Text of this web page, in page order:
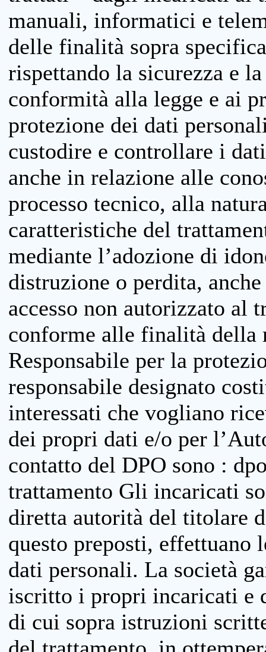
manuali, informatici e
delle finalità sopra
rispettando la sicurezza e
conformità alla legge e ai
protezione dei dati
custodire e controllare i
anche in relazione alle
processo tecnico, alla
caratteristiche del
mediante l’adozione di
distruzione o perdita,
accesso non autorizzato al
conforme alle finalità della
Responsabile per la
responsabile designato
interessati che vogliano
dei propri dati e/o per
contatto del DPO sono :
trattamento Gli incaricati
diretta autorità del titolare
questo preposti, effettuano
dati personali. La società
iscritto i propri incaricati e
di cui sopra istruzioni